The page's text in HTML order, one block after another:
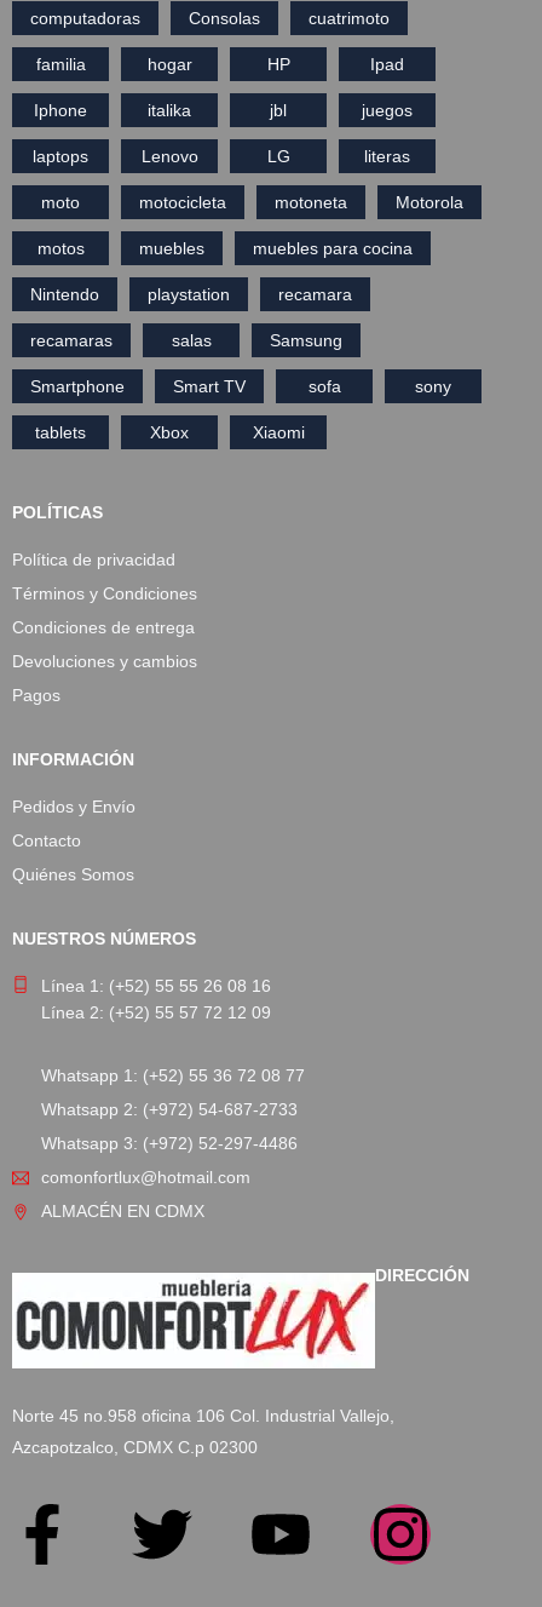
computadoras Consolas cuatrimoto
familia hogar HP Ipad
Iphone italika jbl juegos
laptops Lenovo LG literas
moto motocicleta motoneta Motorola
motos muebles muebles para cocina
Nintendo playstation recamara
recamaras salas Samsung
Smartphone Smart TV sofa sony
tablets Xbox Xiaomi
POLÍTICAS
Política de privacidad
Términos y Condiciones
Condiciones de entrega
Devoluciones y cambios
Pagos
INFORMACIÓN
Pedidos y Envío
Contacto
Quiénes Somos
NUESTROS NÚMEROS
Línea 1: (+52) 55 55 26 08 16
Línea 2: (+52) 55 57 72 12 09
Whatsapp 1: (+52) 55 36 72 08 77
Whatsapp 2: (+972) 54-687-2733
Whatsapp 3: (+972) 52-297-4486
comonfortlux@hotmail.com
ALMACÉN EN CDMX
DIRECCIÓN
Norte 45 no.958 oficina 106 Col. Industrial Vallejo,
Azcapotzalco, CDMX C.p 02300